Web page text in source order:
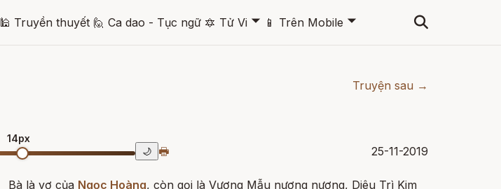
🕌 Truyền thuyết 🙋 Ca dao - Tục ngữ 🔯 Tử Vi 🞃 📱 Trên Mobile 🞃
Truyện sau →
14px
🌙 🖶 25-11-2019
Bà là vợ của Ngọc Hoàng, còn gọi là Vương Mẫu nương nương, Diêu Trì Kim